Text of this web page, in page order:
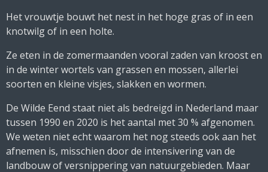
Het vrouwtje bouwt het nest in het hoge gras of in een
knotwilg of in een holte.
Ze eten in de zomermaanden vooral zaden van kroost en
in de winter wortels van grassen en mossen, allerlei
soorten en kleine visjes, slakken en wormen.
De Wilde Eend staat niet als bedreigd in Nederland maar
tussen 1990 en 2020 is het aantal met 30 % afgenomen.
We weten niet echt waarom het nog steeds ook aan het
afnemen is, misschien door de intensivering van de
landbouw of versnippering van natuurgebieden. Maar